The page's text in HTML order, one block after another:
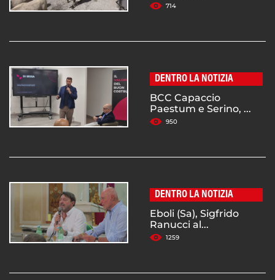
714
DENTRO LA NOTIZIA
BCC Capaccio
Paestum e Serino, ...
950
DENTRO LA NOTIZIA
Eboli (Sa), Sigfrido
Ranucci al...
1259